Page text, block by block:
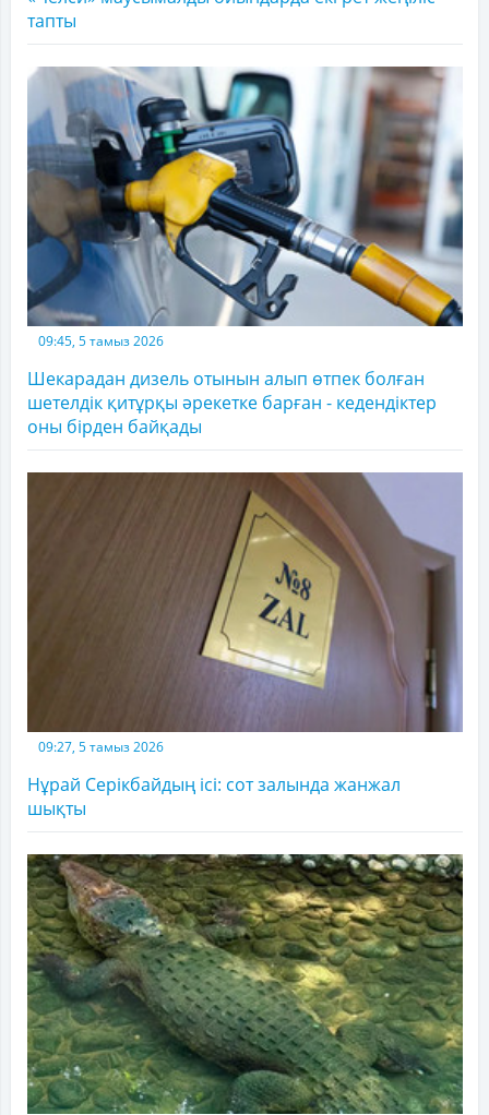
тапты
09:45, 5 тамыз 2026
Шекарадан дизель отынын алып өтпек болған
шетелдік қитұрқы әрекетке барған - кедендіктер
оны бірден байқады
09:27, 5 тамыз 2026
Нұрай Серікбайдың ісі: сот залында жанжал
шықты